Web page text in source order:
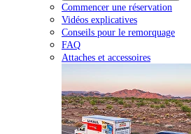
Commencer une réservation
Vidéos explicatives
Conseils pour le remorquage
FAQ
Attaches et accessoires